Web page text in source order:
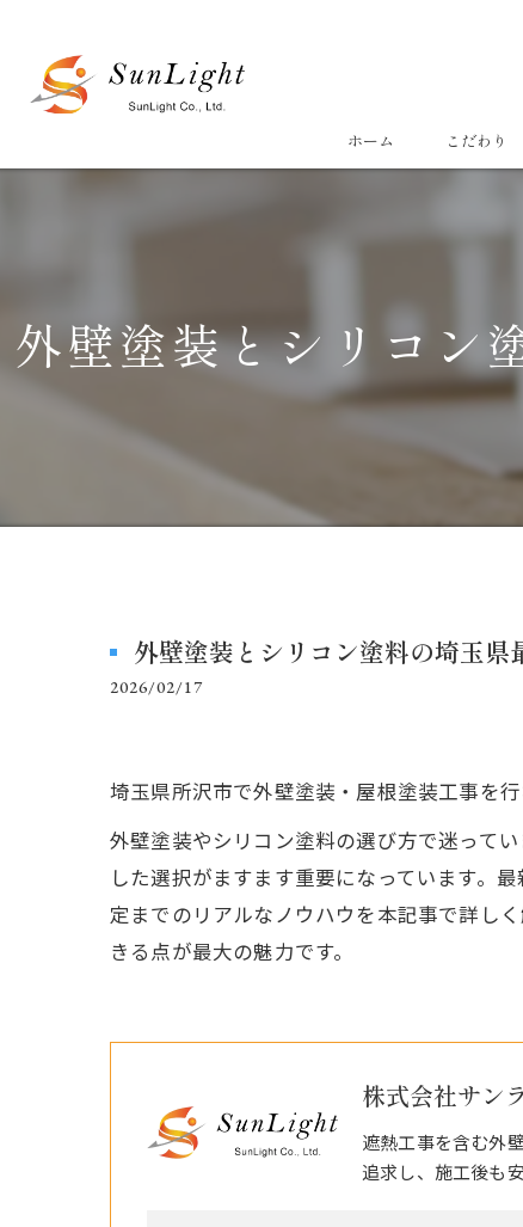
ホーム こだわり
外壁塗装とシリコン
外壁塗装とシリコン塗料の埼玉
2026/02/17
埼玉県所沢市で外壁塗装・屋根塗装工事を
外壁塗装やシリコン塗料の選び方で迷って
した選択がますます重要になっています。
定までのリアルなノウハウを本記事で詳し
きる点が最大の魅力です。
株式会社サン
遮熱工事を含む外
追求し、施工後も